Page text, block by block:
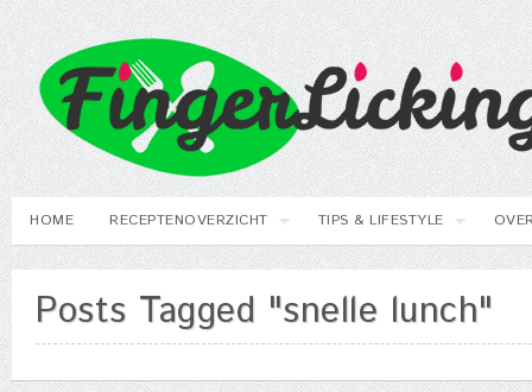
HOME RECEPTENOVERZICHT TIPS & LIFESTYLE
Posts Tagged "snelle lunch"